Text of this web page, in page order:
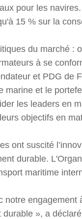
pour les
15 % sur la
du marché :
à se
et PDG de
marine et le
les leaders en
objectifs en
ont suscité
durable.
maritime
engagement
», a